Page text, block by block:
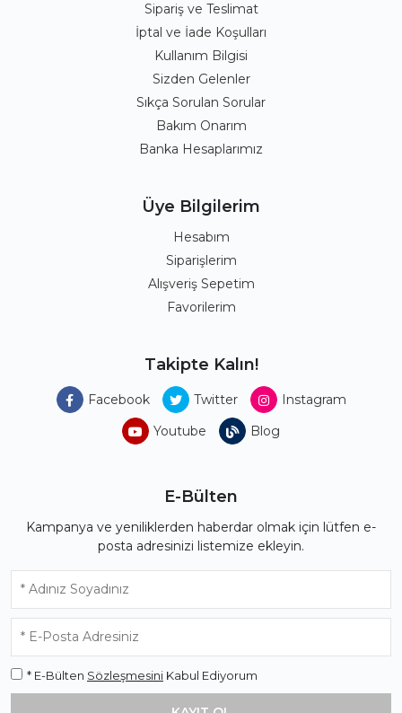
Sipariş ve Teslimat
İptal ve İade Koşulları
Kullanım Bilgisi
Sizden Gelenler
Sıkça Sorulan Sorular
Bakım Onarım
Banka Hesaplarımız
Üye Bilgilerim
Hesabım
Siparişlerim
Alışveriş Sepetim
Favorilerim
Takipte Kalın!
Facebook Twitter
Instagram
Youtube
Blog
E-Bülten
Kampanya ve yeniliklerden haberdar olmak için lütfen e-
posta adresinizi listemize ekleyin.
* E-Bülten Sözleşmesini Kabul Ediyorum